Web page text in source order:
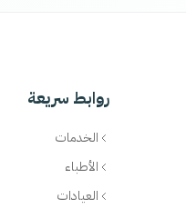
روابط سريعة
الخدمات
الأطباء
العيادات